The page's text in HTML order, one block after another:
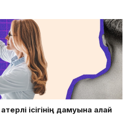
ісігінің дамуына қалай